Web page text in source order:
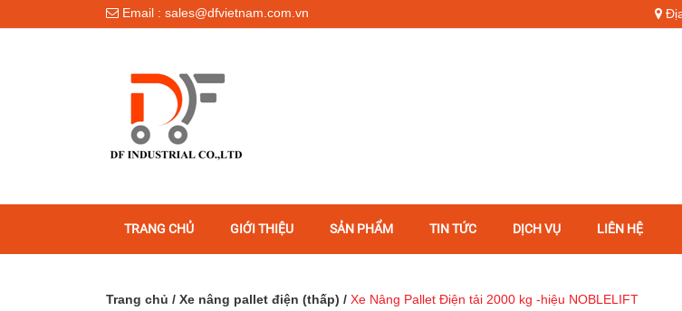
Email : sales@dfvietnam.com.vn
TRANG CHỦ GIỚI THIỆU SẢN PHẨM TIN TỨC DỊCH VỤ LIÊN HỆ
Trang chủ / Xe nâng pallet điện (thấp) / Xe Nâng Pallet Điện tải 2000 kg -hiệu NOBLELIFT